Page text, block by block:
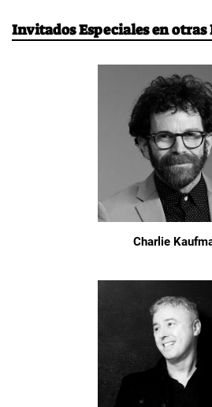
Invitados Especiales en otras
Charlie